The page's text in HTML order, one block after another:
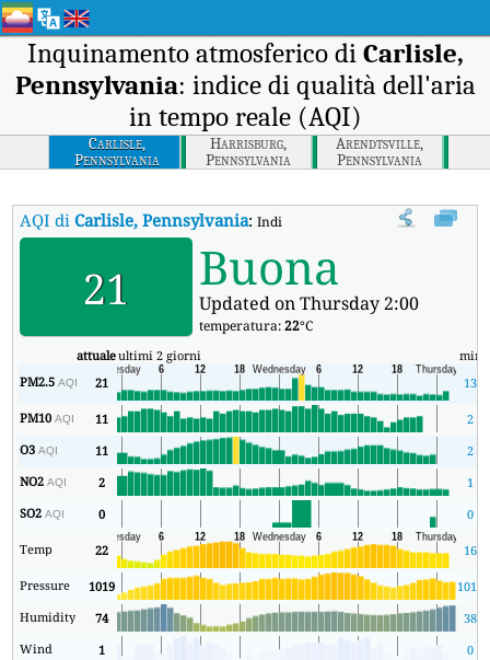
Inquinamento atmosferico di Carlisle,
Pennsylvania: indice di qualità dell'aria
in tempo reale (AQI)
Carlisle,
Pennsylvania
Harrisburg,
Pennsylvania
Arendtsville,
Pennsylvania
AQI diCarlisle, Pennsylvania:Indice di qualità dell'aria in tempo
21 Buona
Updated on Thursday 2:00
temperatura:22°C
attualeultimi 2 giorni min
PM2.5AQI 21 13
PM10AQI 11
2
O3AQI 11
2
NO2AQI 2
1
SO2AQI 0 0
Temp 22 16
Pressure 1019 1017
Humidity
74
38
Wind
1 0